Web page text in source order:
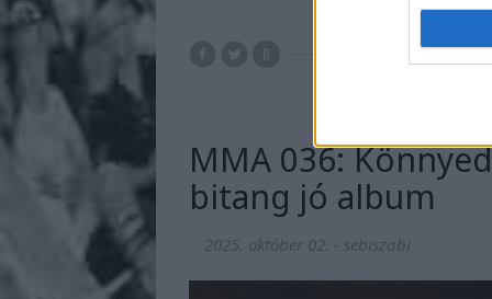
MMA 036:
bitang jó album
2025. október 02. - sebiszabi